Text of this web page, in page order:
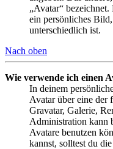
„Avatar“
ein persönliches
unterschiedlich ist.
Nach oben
Wie verwende ich einen
In deinem
Avatar über eine der
Gravatar, Galerie,
Administration kann
Avatare benutzen
kannst, solltest du